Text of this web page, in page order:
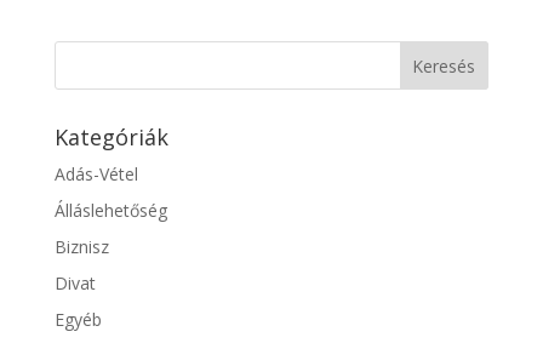
Kategóriák
Adás-Vétel
Álláslehetőség
Biznisz
Divat
Egyéb